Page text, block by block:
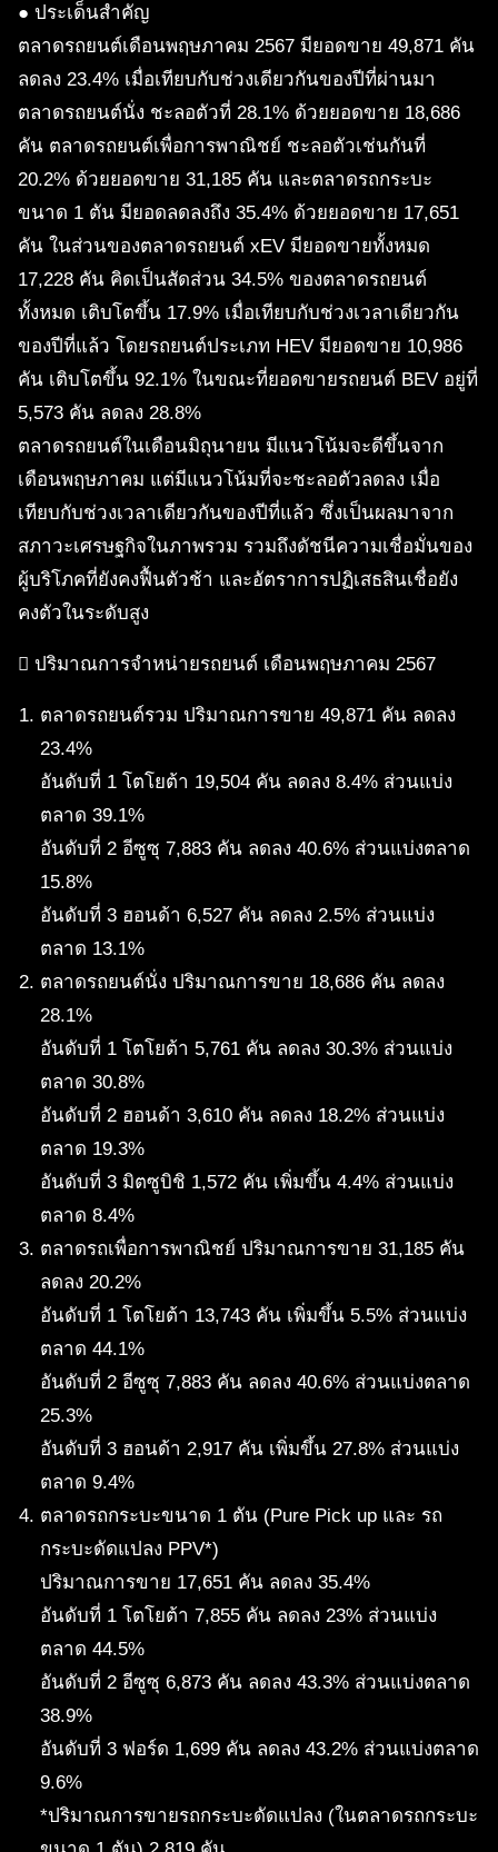
● ประเด็นสำคัญ
ตลาดรถยนต์เดือนพฤษภาคม 2567 มียอดขาย 49,871 คัน
ลดลง 23.4% เมื่อเทียบกับช่วงเดียวกันของปีที่ผ่านมา
ตลาดรถยนต์นั่ง ชะลอตัวที่ 28.1% ด้วยยอดขาย 18,686
คัน ตลาดรถยนต์เพื่อการพาณิชย์ ชะลอตัวเช่นกันที่
20.2% ด้วยยอดขาย 31,185 คัน และตลาดรถกระบะ
ขนาด 1 ตัน มียอดลดลงถึง 35.4% ด้วยยอดขาย 17,651
คัน ในส่วนของตลาดรถยนต์ xEV มียอดขายทั้งหมด
17,228 คัน คิดเป็นสัดส่วน 34.5% ของตลาดรถยนต์
ทั้งหมด เติบโตขึ้น 17.9% เมื่อเทียบกับช่วงเวลาเดียวกัน
ของปีที่แล้ว โดยรถยนต์ประเภท HEV มียอดขาย 10,986
คัน เติบโตขึ้น 92.1% ในขณะที่ยอดขายรถยนต์ BEV อยู่ที่
5,573 คัน ลดลง 28.8%
ตลาดรถยนต์ในเดือนมิถุนายน มีแนวโน้มจะดีขึ้นจาก
เดือนพฤษภาคม แต่มีแนวโน้มที่จะชะลอตัวลดลง เมื่อ
เทียบกับช่วงเวลาเดียวกันของปีที่แล้ว ซึ่งเป็นผลมาจาก
สภาวะเศรษฐกิจในภาพรวม รวมถึงดัชนีความเชื่อมั่นของ
ผู้บริโภคที่ยังคงฟื้นตัวช้า และอัตราการปฏิเสธสินเชื่อยัง
คงตัวในระดับสูง
 ปริมาณการจำหน่ายรถยนต์ เดือนพฤษภาคม 2567
ตลาดรถยนต์รวม ปริมาณการขาย 49,871 คัน ลดลง
23.4%
อันดับที่ 1 โตโยต้า 19,504 คัน ลดลง 8.4% ส่วนแบ่ง
ตลาด 39.1%
อันดับที่ 2 อีซูซุ 7,883 คัน ลดลง 40.6% ส่วนแบ่งตลาด
15.8%
อันดับที่ 3 ฮอนด้า 6,527 คัน ลดลง 2.5% ส่วนแบ่ง
ตลาด 13.1%
ตลาดรถยนต์นั่ง ปริมาณการขาย 18,686 คัน ลดลง
28.1%
อันดับที่ 1 โตโยต้า 5,761 คัน ลดลง 30.3% ส่วนแบ่ง
ตลาด 30.8%
อันดับที่ 2 ฮอนด้า 3,610 คัน ลดลง 18.2% ส่วนแบ่ง
ตลาด 19.3%
อันดับที่ 3 มิตซูบิชิ 1,572 คัน เพิ่มขึ้น 4.4% ส่วนแบ่ง
ตลาด 8.4%
ตลาดรถเพื่อการพาณิชย์ ปริมาณการขาย 31,185 คัน
ลดลง 20.2%
อันดับที่ 1 โตโยต้า 13,743 คัน เพิ่มขึ้น 5.5% ส่วนแบ่ง
ตลาด 44.1%
อันดับที่ 2 อีซูซุ 7,883 คัน ลดลง 40.6% ส่วนแบ่งตลาด
25.3%
อันดับที่ 3 ฮอนด้า 2,917 คัน เพิ่มขึ้น 27.8% ส่วนแบ่ง
ตลาด 9.4%
ตลาดรถกระบะขนาด 1 ตัน (Pure Pick up และ รถ
กระบะดัดแปลง PPV*)
ปริมาณการขาย 17,651 คัน ลดลง 35.4%
อันดับที่ 1 โตโยต้า 7,855 คัน ลดลง 23% ส่วนแบ่ง
ตลาด 44.5%
อันดับที่ 2 อีซูซุ 6,873 คัน ลดลง 43.3% ส่วนแบ่งตลาด
38.9%
อันดับที่ 3 ฟอร์ด 1,699 คัน ลดลง 43.2% ส่วนแบ่งตลาด
9.6%
*ปริมาณการขายรถกระบะดัดแปลง (ในตลาดรถกระบะ